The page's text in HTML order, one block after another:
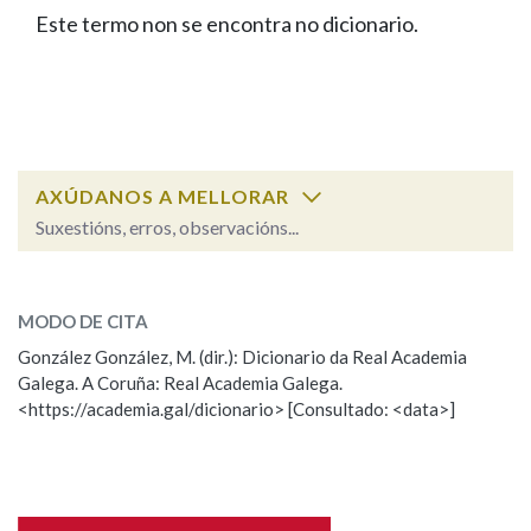
FIGURAS HOMENAXEADAS
PORTAL DAS PALABRAS
Facebook
TwitterYoutubeInstagram
Bluesky
BUSCAR NOS LEMAS
Remata por
BUSCAR NO CONTIDO
Nas definicións
Este termo non se encontra no dicionario.
AXÚDANOS A MELLORAR
Suxestións, erros, observacións...
Observación
Nome
MODO DE CITA
González González, M. (dir.): Dicionario da Real Academia
Galega. A Coruña: Real Academia Galega.
<https://academia.gal/dicionario> [Consultado: <data>]